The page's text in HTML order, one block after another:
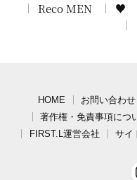
Reco MEN
♥
HOME お問い合わせ
著作権・免責事項につ
FIRST.L運営会社
サイ